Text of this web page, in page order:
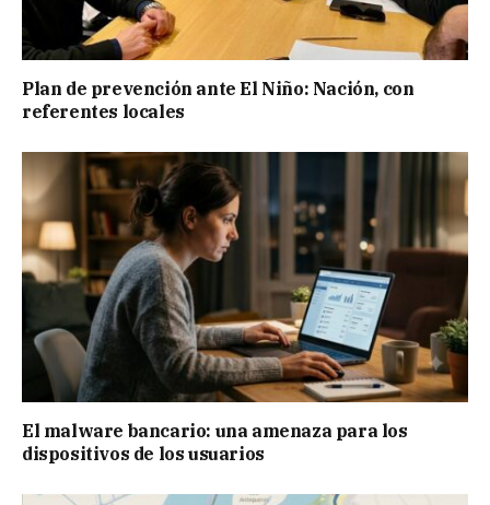
Plan de prevención ante El Niño: Nación, con
referentes locales
El malware bancario: una amenaza para los
dispositivos de los usuarios